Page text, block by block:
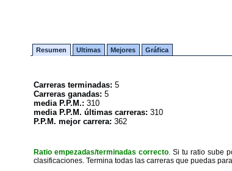
Resumen Ultimas Mejores Gráfica
Carreras terminadas: 5
Carreras ganadas: 5
media P.P.M.: 310
media P.P.M. últimas carreras: 310
P.P.M. mejor carrera: 362
Ratio empezadas/terminadas correcto. Si tu ratio sube
clasificaciones. Termina todas las carreras que puedas